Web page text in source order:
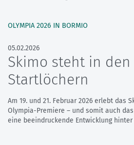
OLYMPIA 2026 IN BORMIO
05.02.2026
Skimo steht in den
Startlöchern
Am 19. und 21. Februar 2026 erlebt das
Olympia-Premiere – und somit auch
eine beeindruckende Entwicklung